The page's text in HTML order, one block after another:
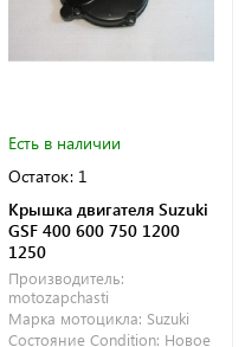
Есть в наличии
Остаток: 1
Крышка двигателя Suzuki
GSF 400 600 750 1200
1250
Производитель:
motozapchasti
Марка мотоцикла: Suzuki
Состояние Condition: Новое